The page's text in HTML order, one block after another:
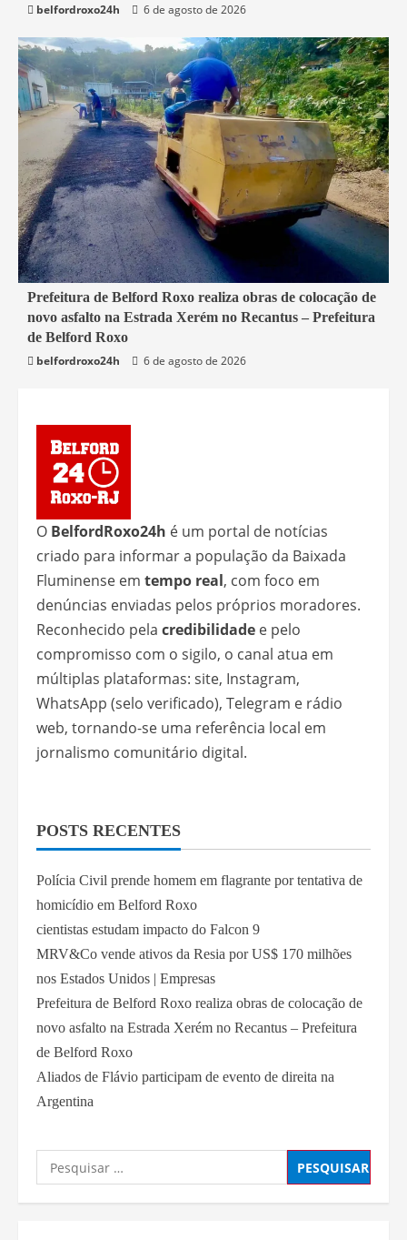
belfordroxo24h
6 de agosto de 2026
2 min read
Belford Roxo
Prefeitura de Belford Roxo realiza obras de colocação de
novo asfalto na Estrada Xerém no Recantus – Prefeitura
de Belford Roxo
belfordroxo24h
6 de agosto de 2026
O BelfordRoxo24h é um portal de notícias
criado para informar a população da Baixada
Fluminense em tempo real, com foco em
denúncias enviadas pelos próprios moradores.
Reconhecido pela credibilidade e pelo
compromisso com o sigilo, o canal atua em
múltiplas plataformas: site, Instagram,
WhatsApp (selo verificado), Telegram e rádio
web, tornando-se uma referência local em
jornalismo comunitário digital.
POSTS RECENTES
Polícia Civil prende homem em flagrante por tentativa de
homicídio em Belford Roxo
cientistas estudam impacto do Falcon 9
MRV&Co vende ativos da Resia por US$ 170 milhões
nos Estados Unidos | Empresas
Prefeitura de Belford Roxo realiza obras de colocação de
novo asfalto na Estrada Xerém no Recantus – Prefeitura
de Belford Roxo
Aliados de Flávio participam de evento de direita na
Argentina